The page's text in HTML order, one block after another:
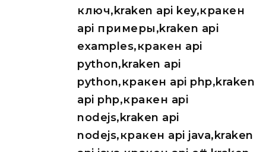
ключ,kraken api key,кракен
api примеры,kraken api
examples,кракен api
python,kraken api
python,кракен api php,kraken
api php,кракен api
nodejs,kraken api
nodejs,кракен api java,kraken